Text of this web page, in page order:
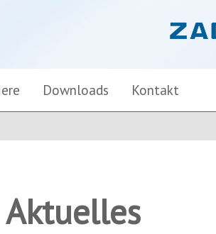
Downloads Kontakt
Aktuelles